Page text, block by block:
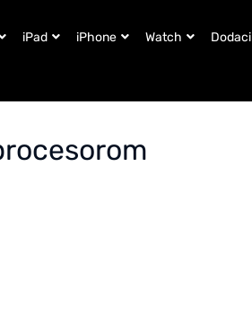
iPad iPhone Watch Dodaci